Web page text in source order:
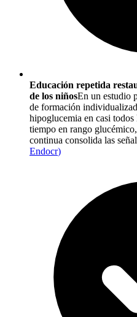
Educación repetida
de los niñosEn un estudio
de formación
hipoglucemia en casi
tiempo en rango
continua consolida las
Endocr)